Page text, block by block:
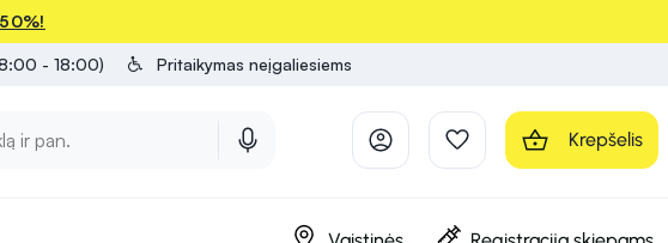
- 18:00) Pritaikymas neįgaliesiems
Krepšelis